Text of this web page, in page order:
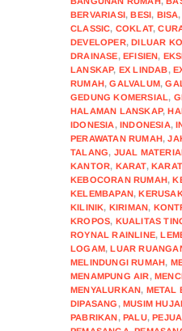
BERVARIASI,BESI, BISA,
CLASSIC, COKLAT,
DEVELOPER,DILUAR
DRAINASE,EFISIEN,
LANSKAP, EX LINDAB,
RUMAH,GALVALUM,
GEDUNG KOMERSIAL,
HALAMAN LANSKAP,
IDONESIA,INDONESIA,
PERAWATAN RUMAH,
TALANG, JUAL
KANTOR, KARAT,
KEBOCORAN RUMAH,
KELEMBAPAN,
KILINIK, KIRIMAN,
KROPOS, KUALITAS
ROYNAL RAINLINE,
LOGAM,LUAR
MELINDUNGI RUMAH,
MENAMPUNG AIR,
MENYALURKAN, METAL
DIPASANG ,MUSIM
PABRIKAN,PALU,